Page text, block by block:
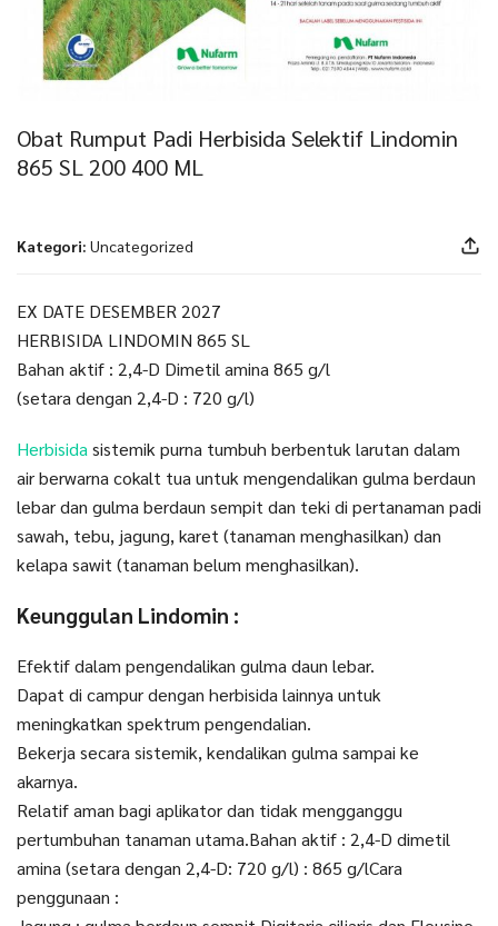
Obat Rumput Padi Herbisida Selektif Lindomin
865 SL 200 400 ML
Kategori: Uncategorized
EX DATE DESEMBER 2027
HERBISIDA LINDOMIN 865 SL
Bahan aktif : 2,4-D Dimetil amina 865 g/l
(setara dengan 2,4-D : 720 g/l)
Herbisida sistemik purna tumbuh berbentuk larutan dalam
air berwarna cokalt tua untuk mengendalikan gulma berdaun
lebar dan gulma berdaun sempit dan teki di pertanaman padi
sawah, tebu, jagung, karet (tanaman menghasilkan) dan
kelapa sawit (tanaman belum menghasilkan).
Keunggulan Lindomin :
Efektif dalam pengendalikan gulma daun lebar.
Dapat di campur dengan herbisida lainnya untuk
meningkatkan spektrum pengendalian.
Bekerja secara sistemik, kendalikan gulma sampai ke
akarnya.
Relatif aman bagi aplikator dan tidak mengganggu
pertumbuhan tanaman utama.Bahan aktif : 2,4-D dimetil
amina (setara dengan 2,4-D: 720 g/l) : 865 g/lCara
penggunaan :